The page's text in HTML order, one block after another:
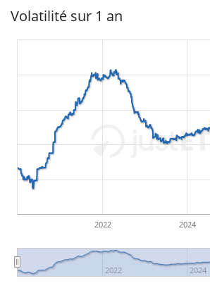
Volatilité sur 1 an
2022 2024
2022 2024